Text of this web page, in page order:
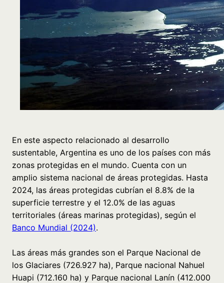
En este aspecto relacionado al desarrollo
sustentable, Argentina es uno de los países con más
zonas protegidas en el mundo. Cuenta con un
amplio sistema nacional de áreas protegidas. Hasta
2024, las áreas protegidas cubrían el 8.8% de la
superficie terrestre y el 12.0% de las aguas
territoriales (áreas marinas protegidas), según el
Banco Mundial (2024).
Las áreas más grandes son el Parque Nacional de
los Glaciares (726.927 ha), Parque nacional Nahuel
Huapi (712.160 ha) y Parque nacional Lanín (412.000